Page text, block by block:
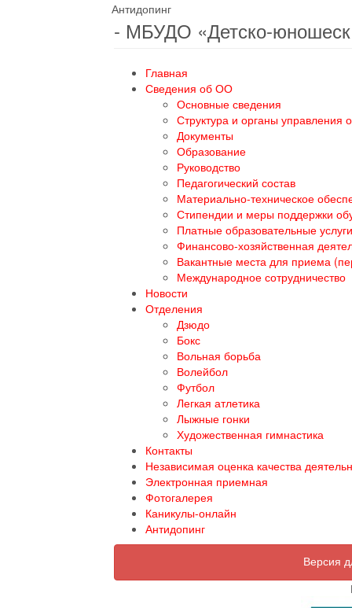
Антидопинг
- МБУДО «Детско-
Главная
Сведения об ОО
Основные сведения
Структура и органы управления
Документы
Образование
Руководство
Педагогический состав
Материально-техническое
Стипендии и меры поддержки
Платные образовательные услуги
Финансово-хозяйственная
Вакантные места для приема
Международное сотрудничество
Новости
Отделения
Дзюдо
Бокс
Вольная борьба
Волейбол
Футбол
Легкая атлетика
Лыжные гонки
Художественная гимнастика
Контакты
Независимая оценка качества
Электронная приемная
Фотогалерея
Каникулы-онлайн
Антидопинг
Версия